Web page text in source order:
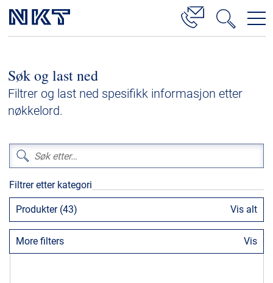
Høyspenningskabelløsninger
Kabelservice
Lavspenning
Høyspenningskabeltilbehør
Mellomspenningskabeltilbehør
Referanser
Nedlastinger
Søk og last ned
Filtrer og last ned spesifikk informasjon etter
nøkkelord.
Filtrer etter kategori
Produkter (43) Vis alt
More filters Vis